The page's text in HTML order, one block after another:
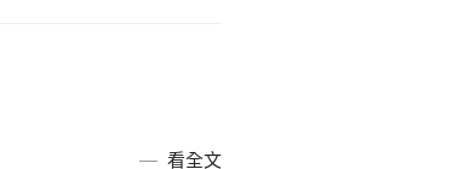
看全文